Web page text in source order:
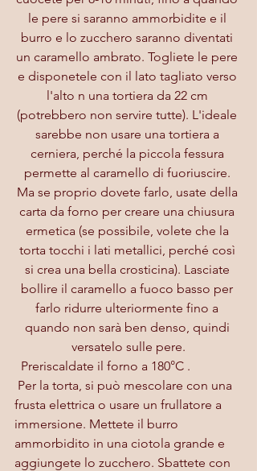
le pere si saranno ammorbidite e il
burro e lo zucchero saranno diventati
un caramello ambrato. Togliete le pere
e disponetele con il lato tagliato verso
l'alto n una tortiera da 22 cm
(potrebbero non servire tutte). L'ideale
sarebbe non usare una tortiera a
cerniera, perché la piccola fessura
permette al caramello di fuoriuscire.
Ma se proprio dovete farlo, usate della
carta da forno per creare una chiusura
ermetica (se possibile, volete che la
torta tocchi i lati metallici, perché così
si crea una bella crosticina). Lasciate
bollire il caramello a fuoco basso per
farlo ridurre ulteriormente fino a
quando non sarà ben denso, quindi
versatelo sulle pere.
Preriscaldate il forno a 180°C .
frusta elettrica o usare un frullatore a
immersione. Mettete il burro
ammorbidito in una ciotola grande e
aggiungete lo zucchero. Sbattete con